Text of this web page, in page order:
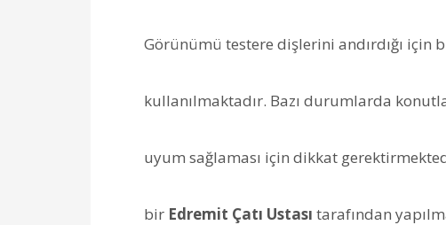
Görünümü testere dişlerini andırdığı için
kullanılmaktadır. Bazı durumlarda
uyum sağlaması için dikkat
bir Edremit Çatı Ustası tarafından